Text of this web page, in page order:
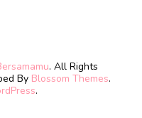
. All Rights
By Blossom Themes.
.